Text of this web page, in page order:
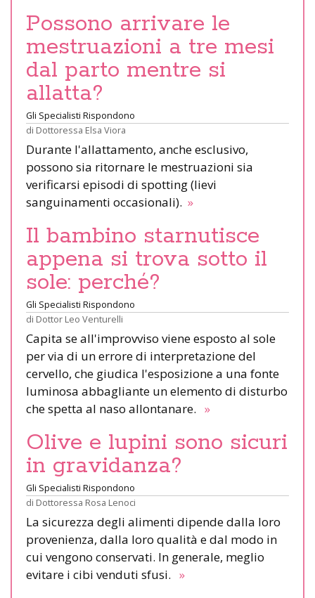
Possono arrivare le
mestruazioni a tre mesi
dal parto mentre si
allatta?
Gli Specialisti Rispondono
di Dottoressa Elsa Viora
Durante l'allattamento, anche esclusivo,
possono sia ritornare le mestruazioni sia
verificarsi episodi di spotting (lievi
sanguinamenti occasionali). »
Il bambino starnutisce
appena si trova sotto il
sole: perché?
Gli Specialisti Rispondono
di Dottor Leo Venturelli
Capita se all'improvviso viene esposto al sole
per via di un errore di interpretazione del
cervello, che giudica l'esposizione a una fonte
luminosa abbagliante un elemento di disturbo
che spetta al naso allontanare. »
Olive e lupini sono sicuri
in gravidanza?
Gli Specialisti Rispondono
di Dottoressa Rosa Lenoci
La sicurezza degli alimenti dipende dalla loro
provenienza, dalla loro qualità e dal modo in
cui vengono conservati. In generale, meglio
evitare i cibi venduti sfusi. »